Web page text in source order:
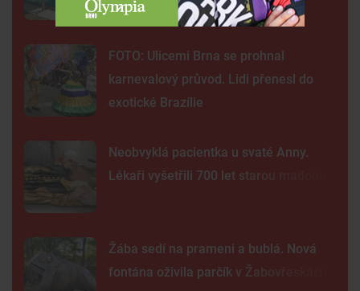
hlídky
FOTO: Ulicemi Brna se prohnal
karnevalový průvod. Lidi přenesl do
exotické Brazílie
Neobvyklá pacientka u svaté Anny.
Lékaři vyšetřili 700 let starou madonu
Žába sedí na prameni a bublá. Nová
fontána oživila parčík v Žabovřeskách